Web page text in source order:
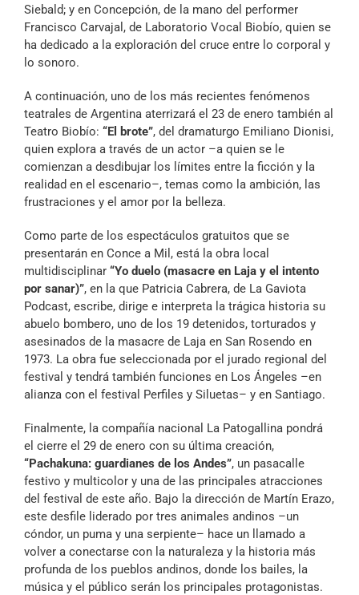
Siebald; y en Concepción, de la mano del performer
Francisco Carvajal, de Laboratorio Vocal Biobío, quien se
ha dedicado a la exploración del cruce entre lo corporal y
lo sonoro.
A continuación, uno de los más recientes fenómenos
teatrales de Argentina aterrizará el 23 de enero también al
Teatro Biobío: “El brote”, del dramaturgo Emiliano Dionisi,
quien explora a través de un actor –a quien se le
comienzan a desdibujar los límites entre la ficción y la
realidad en el escenario–, temas como la ambición, las
frustraciones y el amor por la belleza.
Como parte de los espectáculos gratuitos que se
presentarán en Conce a Mil, está la obra local
multidisciplinar “Yo duelo (masacre en Laja y el intento
por sanar)”, en la que Patricia Cabrera, de La Gaviota
Podcast, escribe, dirige e interpreta la trágica historia su
abuelo bombero, uno de los 19 detenidos, torturados y
asesinados de la masacre de Laja en San Rosendo en
1973. La obra fue seleccionada por el jurado regional del
festival y tendrá también funciones en Los Ángeles –en
alianza con el festival Perfiles y Siluetas– y en Santiago.
Finalmente, la compañía nacional La Patogallina pondrá
el cierre el 29 de enero con su última creación,
“Pachakuna: guardianes de los Andes”, un pasacalle
festivo y multicolor y una de las principales atracciones
del festival de este año. Bajo la dirección de Martín Erazo,
este desfile liderado por tres animales andinos –un
cóndor, un puma y una serpiente– hace un llamado a
volver a conectarse con la naturaleza y la historia más
profunda de los pueblos andinos, donde los bailes, la
música y el público serán los principales protagonistas.